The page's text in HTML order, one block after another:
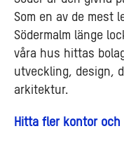
Som en av de mest
Södermalm länge
våra hus hittas
utveckling, design,
arkitektur.
Hitta fler kontor och